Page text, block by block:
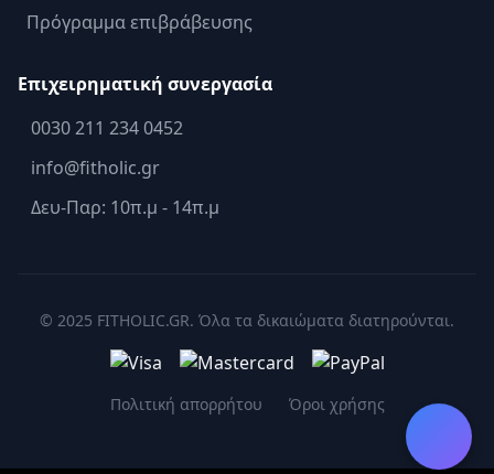
Πρόγραμμα επιβράβευσης
Επιχειρηματική συνεργασία
0030 211 234 0452
info@fitholic.gr
Δευ-Παρ: 10π.μ - 14π.μ
© 2025 FITHOLIC.GR. Όλα τα δικαιώματα διατηρούνται.
Πολιτική απορρήτου Όροι χρήσης